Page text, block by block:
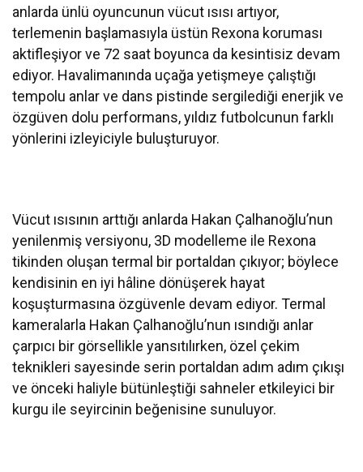
anlarda ünlü oyuncunun vücut ısısı artıyor,
terlemenin başlamasıyla üstün Rexona koruması
aktifleşiyor ve 72 saat boyunca da kesintisiz devam
ediyor. Havalimanında uçağa yetişmeye çalıştığı
tempolu anlar ve dans pistinde sergilediği enerjik ve
özgüven dolu performans, yıldız futbolcunun farklı
yönlerini izleyiciyle buluşturuyor.
Vücut ısısının arttığı anlarda Hakan Çalhanoğlu’nun
yenilenmiş versiyonu, 3D modelleme ile Rexona
tikinden oluşan termal bir portaldan çıkıyor; böylece
kendisinin en iyi hâline dönüşerek hayat
koşuşturmasına özgüvenle devam ediyor. Termal
kameralarla Hakan Çalhanoğlu’nun ısındığı anlar
çarpıcı bir görsellikle yansıtılırken, özel çekim
teknikleri sayesinde serin portaldan adım adım çıkışı
ve önceki haliyle bütünleştiği sahneler etkileyici bir
kurgu ile seyircinin beğenisine sunuluyor.